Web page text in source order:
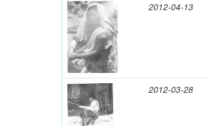
2012-04-13
2012-03-28